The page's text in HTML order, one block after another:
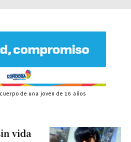
vida
de una joven de 16 años